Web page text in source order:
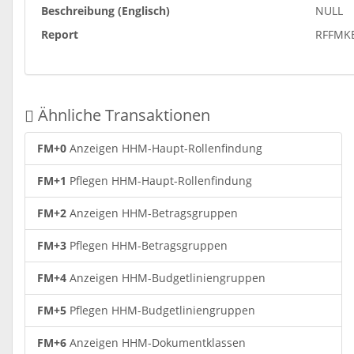
Beschreibung (Englisch)
NULL
Report
Ähnliche Transaktionen
FM+0 Anzeigen HHM-Haupt-Rollenfindung
FM+1 Pflegen HHM-Haupt-Rollenfindung
FM+2 Anzeigen HHM-Betragsgruppen
FM+3 Pflegen HHM-Betragsgruppen
FM+4 Anzeigen HHM-Budgetliniengruppen
FM+5 Pflegen HHM-Budgetliniengruppen
FM+6 Anzeigen HHM-Dokumentklassen